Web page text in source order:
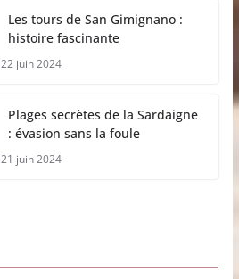
Les tours de San Gimignano :
histoire fascinante
22 juin 2024
Plages secrètes de la Sardaigne
: évasion sans la foule
21 juin 2024